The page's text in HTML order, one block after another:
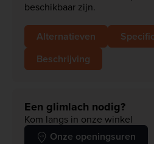
beschikbaar zijn.
Alternatieven
Beschrijving
Een glimlach nodig?
Kom langs in onze winkel
Onze openingsuren